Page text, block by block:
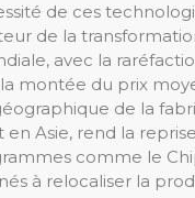
de ces
de la
avec la
montée du prix
de la
Asie, rend la
comme le
à relocaliser la